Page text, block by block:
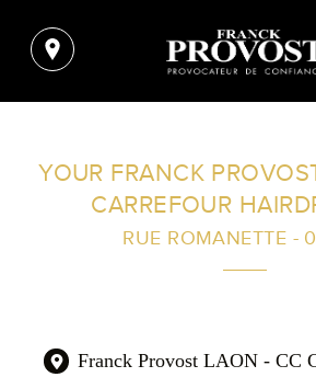
FILTER
YOUR FRANCK
CARREFOUR
RUE ROMANETTE -
Franck Provost LAON - CC